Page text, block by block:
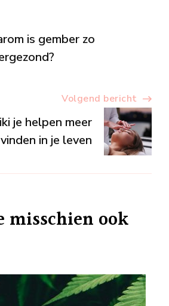
is gember zo
Volgend bericht
je helpen meer
in je leven
misschien ook